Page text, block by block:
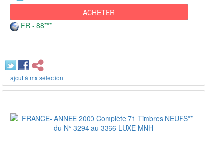
ACHETER
FR - 88***
+ ajout à ma sélection